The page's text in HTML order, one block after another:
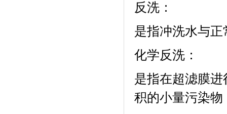
反洗：
是指冲洗水与
化学反洗：
是指在超滤膜
积的小量污染